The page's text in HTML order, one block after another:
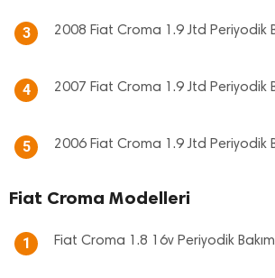
3 2008 Fiat Croma 1.9 Jtd Periyodik
4 2007 Fiat Croma 1.9 Jtd Periyodik
5 2006 Fiat Croma 1.9 Jtd Periyodik
Fiat Croma Modelleri
1 Fiat Croma 1.8 16v Periyodik Bakım